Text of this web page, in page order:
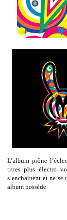
L’album prône
titres plus électro
s’enchainent et ne se
album possède.